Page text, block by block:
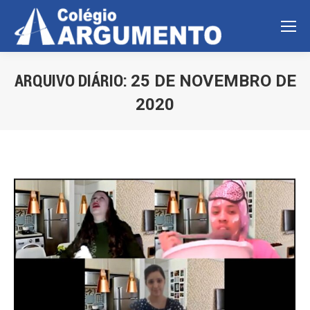
ARQUIVO DIÁRIO: 25 DE NOVEMBRO DE
2020